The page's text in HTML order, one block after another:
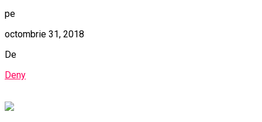
pe
octombrie 31, 2018
De
Deny